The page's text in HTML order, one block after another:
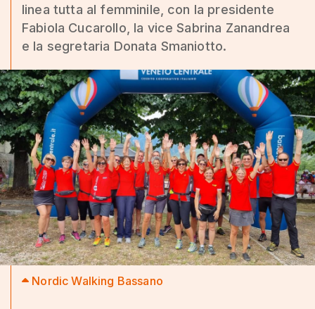
linea tutta al femminile, con la presidente
Fabiola Cucarollo, la vice Sabrina Zanandrea
e la segretaria Donata Smaniotto.
Nordic Walking Bassano